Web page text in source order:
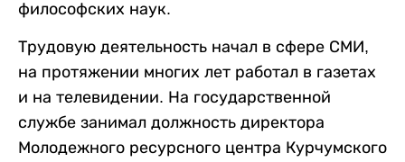
философских наук.
Трудовую деятельность начал в сфере СМИ,
на протяжении многих лет работал в газетах
и на телевидении. На государственной
службе занимал должность директора
Молодежного ресурсного центра Курчумского